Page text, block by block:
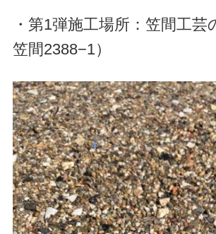
・第1弾施工場所：笠間工芸
笠間2388−1）